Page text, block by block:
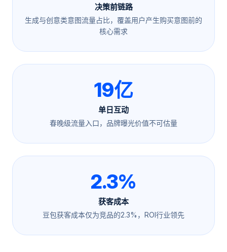
决策前链路
生成与创意类意图流量占比，覆盖用户产生购买意图前的
核心需求
19亿
单日互动
春晚级流量入口，品牌曝光价值不可估量
2.3%
获客成本
豆包获客成本仅为竞品的2.3%，ROI行业领先